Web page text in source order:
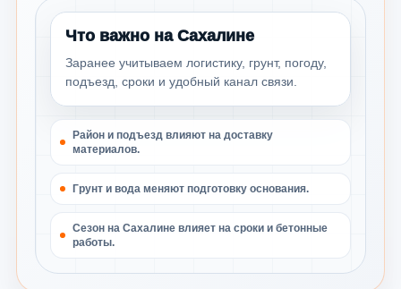
Что важно на Сахалине
Заранее учитываем логистику, грунт, погоду,
подъезд, сроки и удобный канал связи.
Район и подъезд влияют на доставку
материалов.
Грунт и вода меняют подготовку основания.
Сезон на Сахалине влияет на сроки и бетонные
работы.